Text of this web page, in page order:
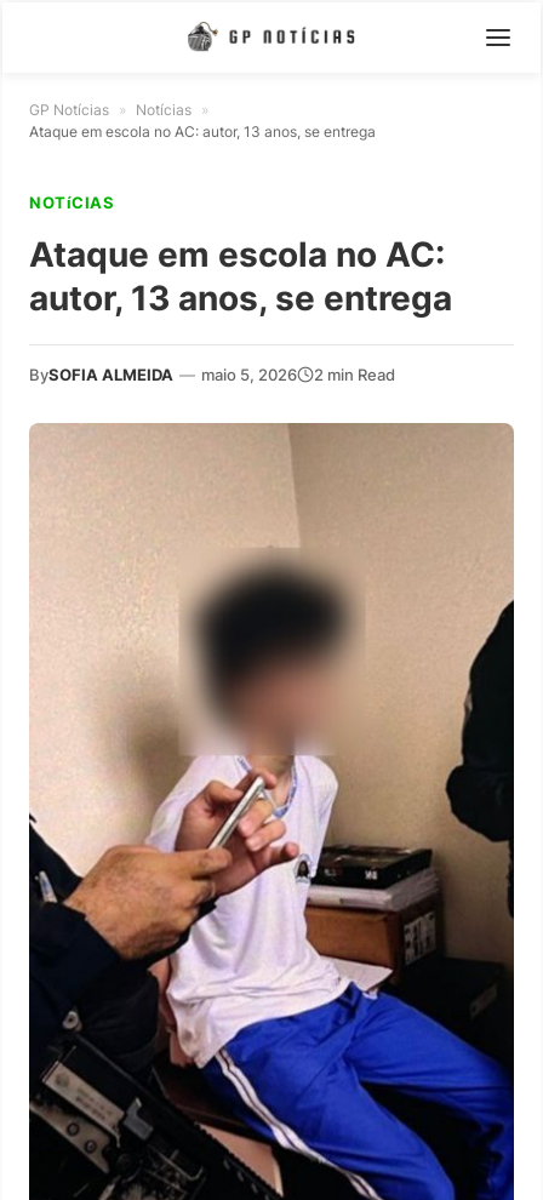
GP Notícias » Notícias »
Ataque em escola no AC: autor, 13 anos, se entrega
NOTíCIAS
Ataque em escola no AC:
autor, 13 anos, se entrega
BySOFIA ALMEIDA — maio 5, 2026 2 min Read